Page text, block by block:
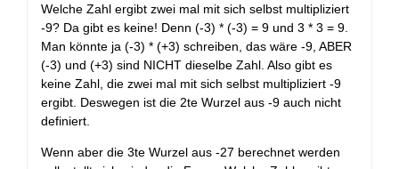
Welche Zahl ergibt zwei mal mit sich selbst multipliziert
-9? Da gibt es keine! Denn (-3) * (-3) = 9 und 3 * 3 = 9.
Man könnte ja (-3) * (+3) schreiben, das wäre -9, ABER
(-3) und (+3) sind NICHT dieselbe Zahl. Also gibt es
keine Zahl, die zwei mal mit sich selbst multipliziert -9
ergibt. Deswegen ist die 2te Wurzel aus -9 auch nicht
definiert.
Wenn aber die 3te Wurzel aus -27 berechnet werden